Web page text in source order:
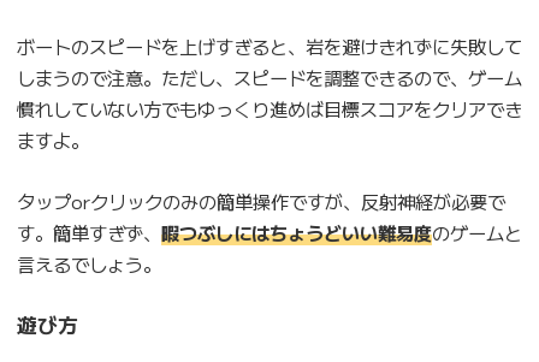
ボートのスピードを上げすぎると、岩を避けきれずに失敗して
しまうので注意。ただし、スピードを調整できるので、ゲーム
慣れしていない方でもゆっくり進めば目標スコアをクリアでき
ますよ。
タップorクリックのみの簡単操作ですが、反射神経が必要で
す。簡単すぎず、 暇つぶしにはちょうどいい難易度のゲームと
言えるでしょう。
遊び方